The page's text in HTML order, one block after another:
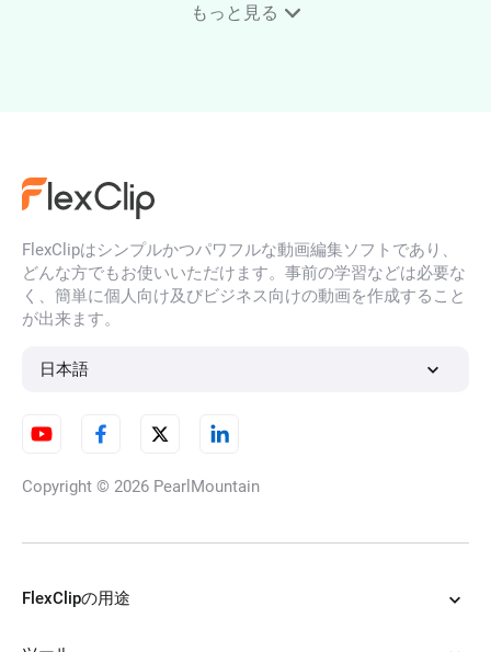
YouTubeサムネイルメーカー
動画フレームレート変換
もっと見る
FlexClipはシンプルかつパワフルな動画編集ソフトであり、
どんな方でもお使いいただけます。事前の学習などは必要な
く、簡単に個人向け及びビジネス向けの動画を作成すること
が出来ます。
日本語
Copyright © 2026 PearlMountain
FlexClipの用途